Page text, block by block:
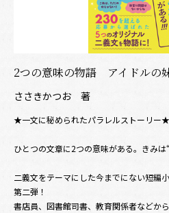
2つの意味の物語 アイドルの
ささきかつお 著
★一文に秘められたパラレルストーリー★
ひとつの文章に2つの意味がある。きみは
二義文をテーマにした今までにない短編
第二弾！
書店員、図書館司書、教育関係者などか